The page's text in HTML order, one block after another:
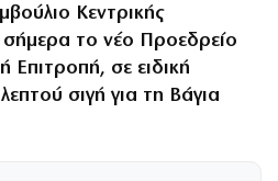
Κεντρικής
σήμερα το νέο Προεδρείο
Επιτροπή, σε ειδική
σιγή για τη Βάγια